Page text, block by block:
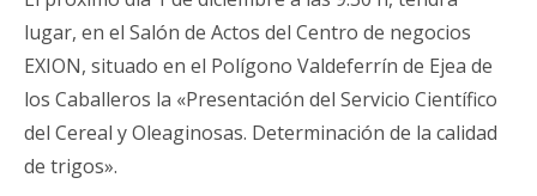
lugar, en el Salón de Actos del Centro de negocios
EXION, situado en el Polígono Valdeferrín de Ejea de
los Caballeros la «Presentación del Servicio Científico
del Cereal y Oleaginosas. Determinación de la calidad
de trigos».